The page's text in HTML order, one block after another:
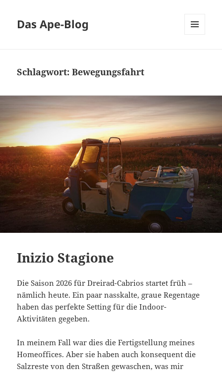
Das Ape-Blog
Schlagwort:Bewegungsfahrt
Inizio Stagione
Die Saison 2026 für Dreirad-Cabrios startet früh –
nämlich heute. Ein paar nasskalte, graue Regentage
haben das perfekte Setting für die Indoor-
Aktivitäten gegeben.
In meinem Fall war dies die Fertigstellung meines
Homeoffices. Aber sie haben auch konsequent die
Salzreste von den Straßen gewaschen, was mir